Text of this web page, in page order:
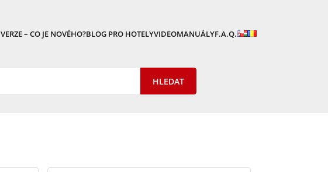
VERZE – CO JE NOVÉHO?BLOG PRO HOTELYVIDEOMANUÁLYF.A.Q.